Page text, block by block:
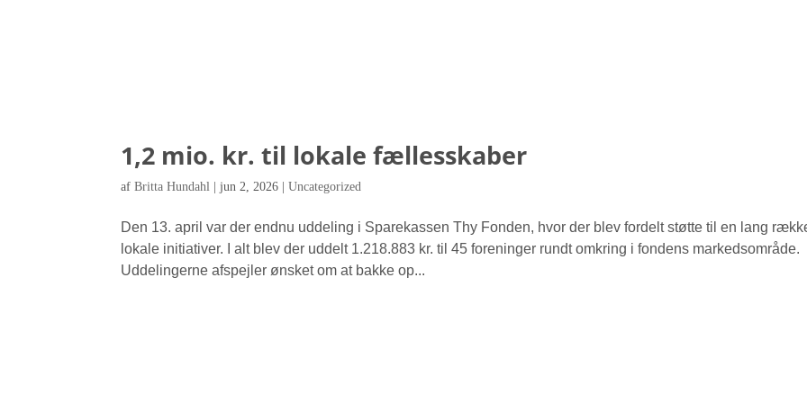
1,2 mio. kr. til lokale fællesskaber
afBritta Hundahl |jun 2, 2026 |Uncategorized
Den 13. april var der endnu uddeling i Sparekassen Thy Fonden, hvor der blev fordelt støtte til en lang
lokale initiativer. I alt blev der uddelt 1.218.883 kr. til 45 foreninger rundt omkring i fondens markedsområde.
Uddelingerne afspejler ønsket om at bakke op...